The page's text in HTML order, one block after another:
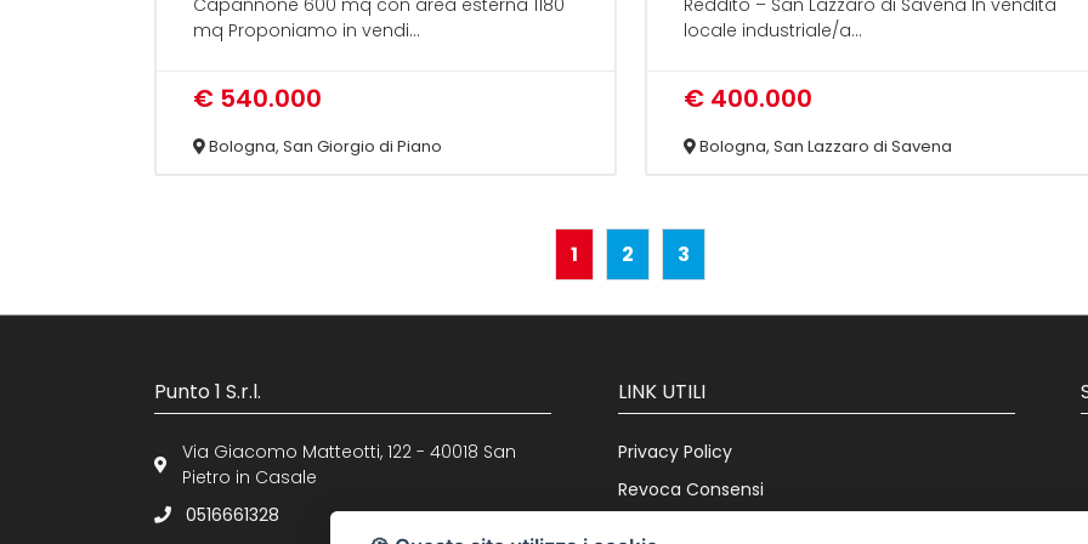
mq Proponiamo in vendi...
€ 540.000
Bologna, San Giorgio di Piano
locale industriale/a...
€ 400.000
Bologna, San Lazzaro di Savena
1 2 3
Punto 1 S.r.l.
Via Giacomo Matteotti, 122 - 40018 San
Pietro in Casale
0516661328
LINK UTILI
Privacy Policy
Revoca Consensi